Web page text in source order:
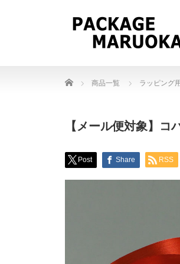
Home 商品一覧 ラッピング
【メール便対象】コ
Post Share RSS